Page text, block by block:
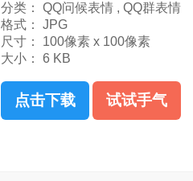
分类： QQ问候表情 , QQ群表情
格式：
JPG
尺寸：
100像素 x 100像素
大小：
6 KB
点击下载 试试手气